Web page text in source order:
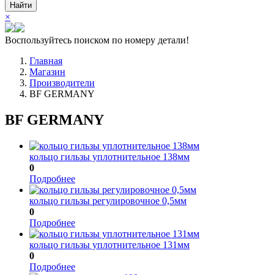
Найти
×
Воспользуйтесь поиском по номеру детали!
Главная
Магазин
Производители
BF GERMANY
BF GERMANY
кольцо гильзы уплотнительное 138мм
0
Подробнее
кольцо гильзы регулировочное 0,5мм
0
Подробнее
кольцо гильзы уплотнительное 131мм
0
Подробнее